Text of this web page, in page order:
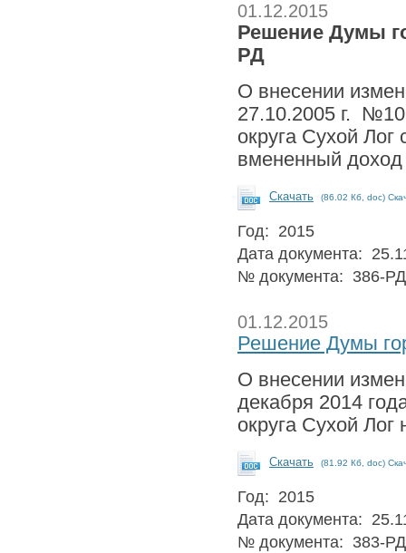
01.12.2015
Решение Думы
РД
О внесении
27.10.2005 г.
округа Сухой
вмененный доход
Скачать (86.02 Кб, doc)
Год: 2015
Дата документа:
№ документа: 386-РД
01.12.2015
Решение Думы
О внесении
декабря 2014
округа Сухой
Скачать (81.92 Кб, doc)
Год: 2015
Дата документа:
№ документа: 383-РД